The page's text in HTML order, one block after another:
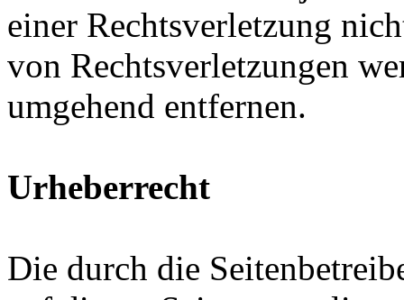
einer Rechtsverletzung
von Rechtsverletzungen
umgehend entfernen.
Urheberrecht
Die durch die